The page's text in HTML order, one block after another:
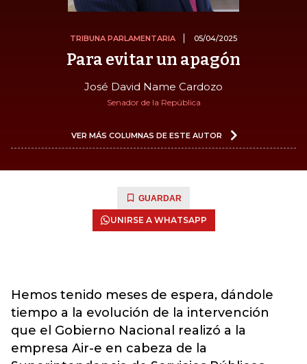
TRIBUNA PARLAMENTARIA 05/04/2025
Para evitar un apagón
José David Name Cardozo
Senador de la República
VER MÁS COLUMNAS DE ESTE AUTOR
GUARDAR
UNIRSE A WHATSAPP
Hemos tenido meses de espera, dándole
tiempo a la evolución de la intervención
que el Gobierno Nacional realizó a la
empresa Air-e en cabeza de la